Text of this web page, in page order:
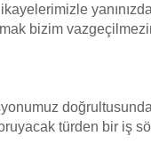
bizim
türden bir iş